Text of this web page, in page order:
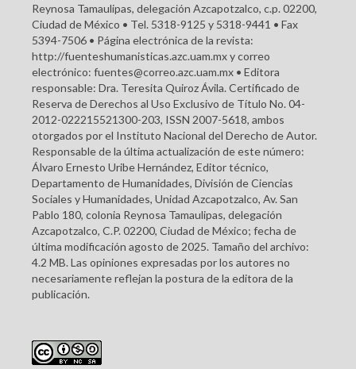
Reynosa Tamaulipas, delegación Azcapotzalco, c.p. 02200,
Ciudad de México • Tel. 5318-9125 y 5318-9441 • Fax
5394-7506 • Página electrónica de la revista:
http://fuenteshumanisticas.azc.uam.mx y correo
electrónico: fuentes@correo.azc.uam.mx • Editora
responsable: Dra. Teresita Quiroz Ávila. Certificado de
Reserva de Derechos al Uso Exclusivo de Título No. 04-
2012-022215521300-203, ISSN 2007-5618, ambos
otorgados por el Instituto Nacional del Derecho de Autor.
Responsable de la última actualización de este número:
Álvaro Ernesto Uribe Hernández, Editor técnico,
Departamento de Humanidades, División de Ciencias
Sociales y Humanidades, Unidad Azcapotzalco, Av. San
Pablo 180, colonia Reynosa Tamaulipas, delegación
Azcapotzalco, C.P. 02200, Ciudad de México; fecha de
última modificación agosto de 2025. Tamaño del archivo:
4.2 MB. Las opiniones expresadas por los autores no
necesariamente reflejan la postura de la editora de la
publicación.